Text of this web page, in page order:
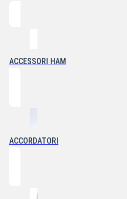
ACCESSORI HAM
ACCORDATORI